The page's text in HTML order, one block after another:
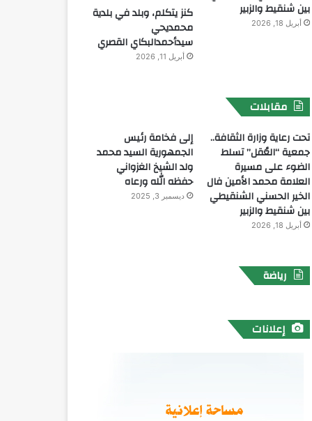
بين شنقيط والزبير
أبريل 18, 2026
كنز يتكلم، وبلد في بلدية
محمديحي
سيدأحمدالبكاي القصري
أبريل 11, 2026
مقابلات
تحت رعاية وزارة الثقافة..
جمعية “العُقل” تسلط
الضوء على مسيرة
العلامة محمد الأمين فال
الخير الحسني الشنقيطي
بين شنقيط والزبير
أبريل 18, 2026
إلى فخامة رئيس
الجمهورية السيد محمد
ولد الشيخ الغزواني
حفظه الله ورعاه
ديسمبر 3, 2025
رياضة
إعلانات